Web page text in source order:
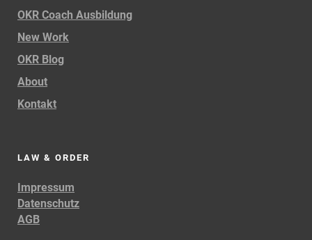
OKR Coach Ausbildung
New Work
OKR Blog
About
Kontakt
LAW & ORDER
Impressum
Datenschutz
AGB